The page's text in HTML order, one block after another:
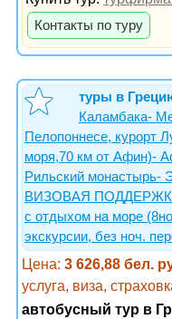
Контакты по туру
туры в
Каламбака-
Пелопоннесе, курорт
моря,70 км от Афин)-
Рильский монастырь-
ВИЗОВАЯ
с отдыхом на море
экскурсии, без ноч.
Цена: 3 626,88 бел.
услуга, виза,
автобусный тур в